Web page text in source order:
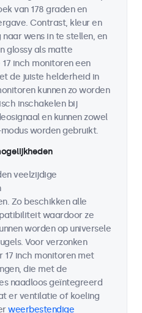
van 178 graden en
Contrast, kleur en
wens in te stellen, en
glossy als matte
inch monitoren een
de juiste helderheid in
kunnen zo worden
inschakelen bij
en kunnen zowel
worden gebruikt.
veelzijdige
Zo beschikken alle
waardoor ze
worden op universele
Voor verzonken
17 inch monitoren met
die met de
naadloos geïntegreerd
er ventilatie of koeling
weerbestendige